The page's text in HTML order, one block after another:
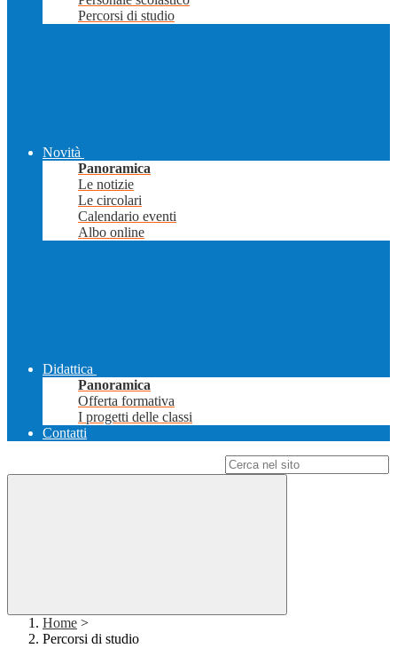
Percorsi di studio
Novità
Panoramica
Le notizie
Le circolari
Calendario eventi
Albo online
Didattica
Panoramica
Offerta formativa
I progetti delle classi
Contatti
Home >
Percorsi di studio